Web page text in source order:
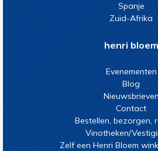
Spanje
Zuid-Afrika
henri bloem
Evenementen
Blog
Nieuwsbrieven
Contact
Bestellen, bezorgen,
Vinotheken/
Zelf een Henri Bloem